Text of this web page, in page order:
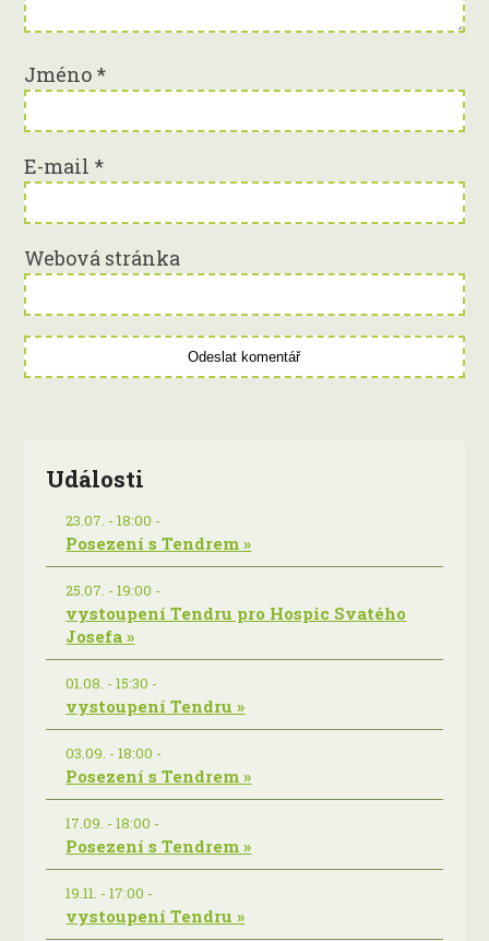
Jméno *
E-mail *
Webová stránka
Události
23.07. - 18:00 -
Posezení s Tendrem »
25.07. - 19:00 -
vystoupení Tendru pro Hospic Svatého
Josefa »
01.08. - 15:30 -
vystoupení Tendru »
03.09. - 18:00 -
Posezení s Tendrem »
17.09. - 18:00 -
Posezení s Tendrem »
19.11. - 17:00 -
vystoupení Tendru »